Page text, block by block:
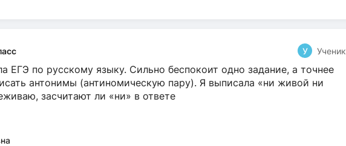
У Ученик
ЕГЭ по русскому языку. Сильно беспокоит одно задание, а точнее
антонимы (антиномическую пару). Я выписала «ни живой ни
засчитают ли «ни» в ответе